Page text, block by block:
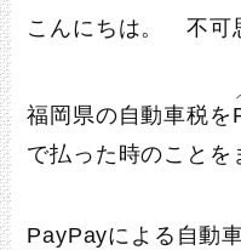
こんにちは。 不可
福岡県の自動車税を
で払った時のことを
PayPayによる自動